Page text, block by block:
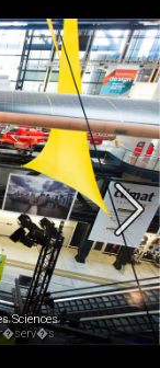
Sciences
r�serv�s